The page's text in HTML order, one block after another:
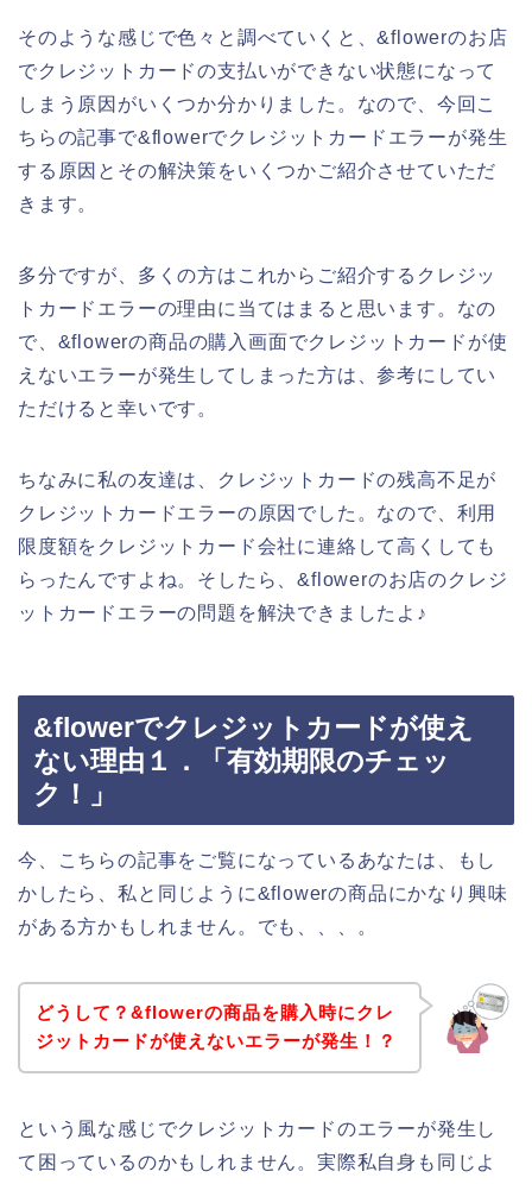
そのような感じで色々と調べていくと、&flowerのお店
でクレジットカードの支払いができない状態になって
しまう原因がいくつか分かりました。なので、今回こ
ちらの記事で&flowerでクレジットカードエラーが発生
する原因とその解決策をいくつかご紹介させていただ
きます。
多分ですが、多くの方はこれからご紹介するクレジッ
トカードエラーの理由に当てはまると思います。なの
で、&flowerの商品の購入画面でクレジットカードが使
えないエラーが発生してしまった方は、参考にしてい
ただけると幸いです。
ちなみに私の友達は、クレジットカードの残高不足が
クレジットカードエラーの原因でした。なので、利用
限度額をクレジットカード会社に連絡して高くしても
らったんですよね。そしたら、&flowerのお店のクレジ
ットカードエラーの問題を解決できましたよ♪
&flowerでクレジットカードが使え
ない理由１．「有効期限のチェッ
ク！」
今、こちらの記事をご覧になっているあなたは、もし
かしたら、私と同じように&flowerの商品にかなり興味
がある方かもしれません。でも、、、。
どうして？&flowerの商品を購入時にクレ
ジットカードが使えないエラーが発生！？
という風な感じでクレジットカードのエラーが発生し
て困っているのかもしれません。実際私自身も同じよ